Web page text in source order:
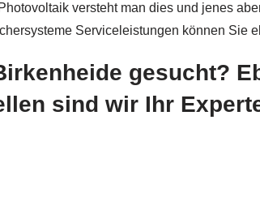
versteht man dies und jenes
Serviceleistungen können Sie
gesucht?
sind wir Ihr